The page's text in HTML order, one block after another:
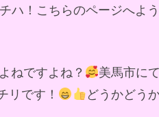
ハ！こちらのページへよ
ねですよね？
美馬市に
リです！ どうかどう